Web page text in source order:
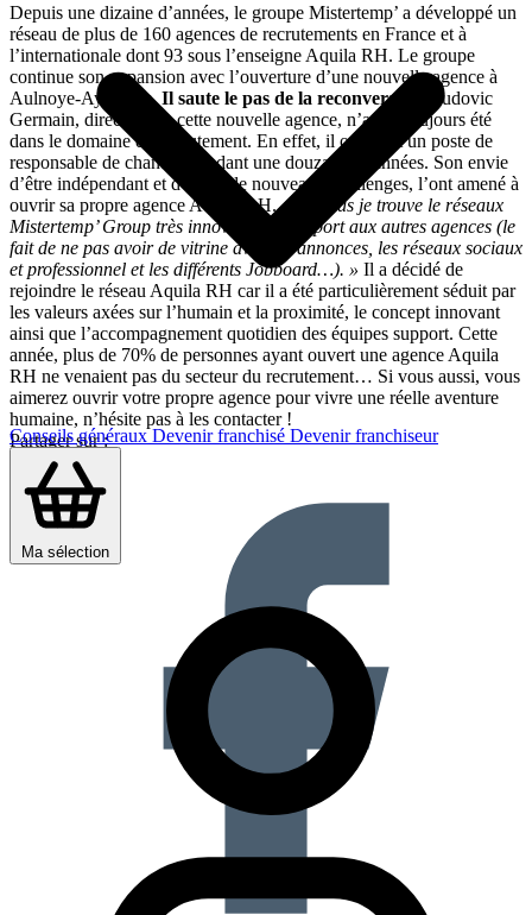
Conseils générauxDevenir franchisé Devenir franchiseur
Ma sélection
Depuis une dizaine d’années, le groupe Mistertemp’ a développé un
réseau de plus de 160 agences de recrutements en France et à
l’internationale dont 93 sous l’enseigne Aquila RH. Le groupe
continue son expansion avec l’ouverture d’une nouvelle agence à
Aulnoye-Aymeries.Il saute le pas de la reconversion
Ludovic
Germain, directeur de cette nouvelle agence, n’a pas toujours été
dans le domaine du recrutement. En effet, il occupait un poste de
responsable de chantier pendant une douzaine d’années. Son envie
d’être indépendant et d’avoir de nouveaux challenges, l’ont amené à
ouvrir sa propre agence Aquila RH.« De plus je trouve le réseaux
Mistertemp’ Group très innovent par rapport aux autres agences (le
fait de ne pas avoir de vitrine avec les annonces, les réseaux sociaux
et professionnel et les différents Jobboard…). » Il a décidé de
rejoindre le réseau Aquila RH car il a été particulièrement séduit par
les valeurs axées sur l’humain et la proximité, le concept innovant
ainsi que l’accompagnement quotidien des équipes support. Cette
année, plus de 70% de personnes ayant ouvert une agence Aquila
RH ne venaient pas du secteur du recrutement… Si vous aussi, vous
aimerez ouvrir votre propre agence pour vivre une réelle aventure
humaine, n’hésite pas à les contacter !
Partager sur :